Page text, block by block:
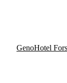
GenoHotel